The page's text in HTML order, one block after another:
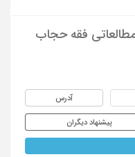
فقه حجاب
آدرس
پیشنهاد دیگران